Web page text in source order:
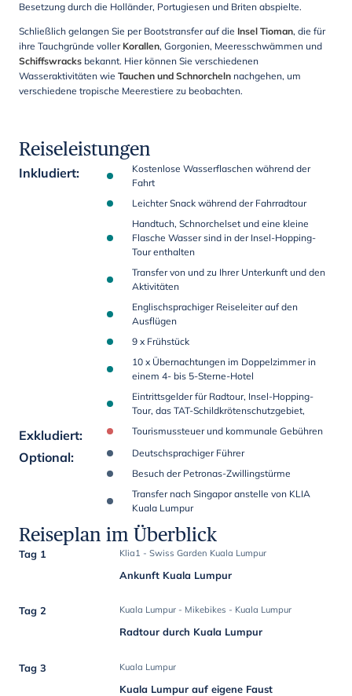
Besetzung durch die Holländer, Portugiesen und Briten abspielte.
Schließlich gelangen Sie per Bootstransfer auf die Insel Tioman, die für
ihre Tauchgründe voller Korallen, Gorgonien, Meeresschwämmen und
Schiffswracks bekannt. Hier können Sie verschiedenen
Wasseraktivitäten wie Tauchen und Schnorcheln nachgehen, um
verschiedene tropische Meerestiere zu beobachten.
Reiseleistungen
Inkludiert:
Kostenlose Wasserflaschen während der
Fahrt
Leichter Snack während der Fahrradtour
Handtuch, Schnorchelset und eine kleine
Flasche Wasser sind in der Insel-Hopping-
Tour enthalten
Transfer von und zu Ihrer Unterkunft und den
Aktivitäten
Englischsprachiger Reiseleiter auf den
Ausflügen
9 x Frühstück
10 x Übernachtungen im Doppelzimmer in
einem 4- bis 5-Sterne-Hotel
Eintrittsgelder für Radtour, Insel-Hopping-
Tour, das TAT-Schildkrötenschutzgebiet,
Exkludiert: Tourismussteuer und kommunale Gebühren
Optional:
Deutschsprachiger Führer
Besuch der Petronas-Zwillingstürme
Transfer nach Singapor anstelle von KLIA
Kuala Lumpur
Reiseplan im Überblick
Tag 1 Klia1 - Swiss Garden Kuala Lumpur
Ankunft Kuala Lumpur
Tag 2 Kuala Lumpur - Mikebikes - Kuala Lumpur
Radtour durch Kuala Lumpur
Tag 3 Kuala Lumpur
Kuala Lumpur auf eigene Faust